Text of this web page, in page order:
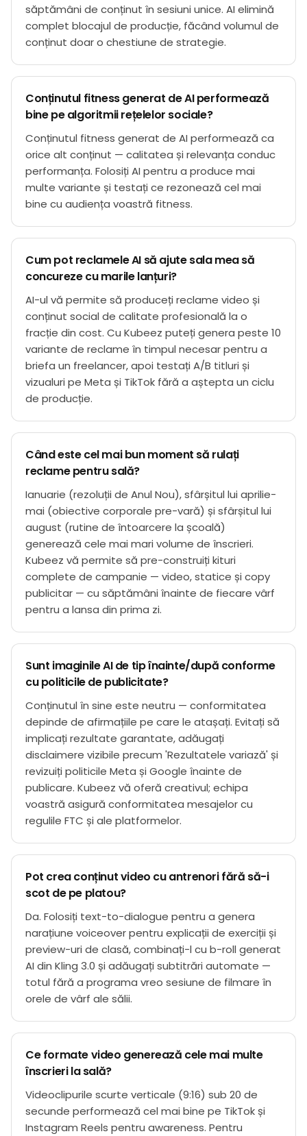
săptămâni de conținut în sesiuni unice. AI elimină
complet blocajul de producție, făcând volumul de
conținut doar o chestiune de strategie.
Conținutul fitness generat de AI performează
bine pe algoritmii rețelelor sociale?
Conținutul fitness generat de AI performează ca
orice alt conținut — calitatea și relevanța conduc
performanța. Folosiți AI pentru a produce mai
multe variante și testați ce rezonează cel mai
bine cu audiența voastră fitness.
Cum pot reclamele AI să ajute sala mea să
concureze cu marile lanțuri?
AI-ul vă permite să produceți reclame video și
conținut social de calitate profesională la o
fracție din cost. Cu Kubeez puteți genera peste 10
variante de reclame în timpul necesar pentru a
briefa un freelancer, apoi testați A/B titluri și
vizualuri pe Meta și TikTok fără a aștepta un ciclu
de producție.
Când este cel mai bun moment să rulați
reclame pentru sală?
Ianuarie (rezoluții de Anul Nou), sfârșitul lui aprilie-
mai (obiective corporale pre-vară) și sfârșitul lui
august (rutine de întoarcere la școală)
generează cele mai mari volume de înscrieri.
Kubeez vă permite să pre-construiți kituri
complete de campanie — video, statice și copy
publicitar — cu săptămâni înainte de fiecare vârf
pentru a lansa din prima zi.
Sunt imaginile AI de tip înainte/după conforme
cu politicile de publicitate?
Conținutul în sine este neutru — conformitatea
depinde de afirmațiile pe care le atașați. Evitați să
implicați rezultate garantate, adăugați
disclaimere vizibile precum 'Rezultatele variază' și
revizuiți politicile Meta și Google înainte de
publicare. Kubeez vă oferă creativul; echipa
voastră asigură conformitatea mesajelor cu
regulile FTC și ale platformelor.
Pot crea conținut video cu antrenori fără să-i
scot de pe platou?
Da. Folosiți text-to-dialogue pentru a genera
narațiune voiceover pentru explicații de exerciții și
preview-uri de clasă, combinați-l cu b-roll generat
AI din Kling 3.0 și adăugați subtitrări automate —
totul fără a programa vreo sesiune de filmare în
orele de vârf ale sălii.
Ce formate video generează cele mai multe
înscrieri la sală?
Videoclipurile scurte verticale (9:16) sub 20 de
secunde performează cel mai bine pe TikTok și
Instagram Reels pentru awareness. Pentru